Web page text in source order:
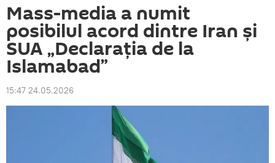
Mass-media a numit
posibilul acord dintre Iran și
SUA „Declarația de la
Islamabad”
15:47 24.05.2026